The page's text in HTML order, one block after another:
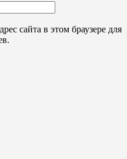
сайта в этом браузере для